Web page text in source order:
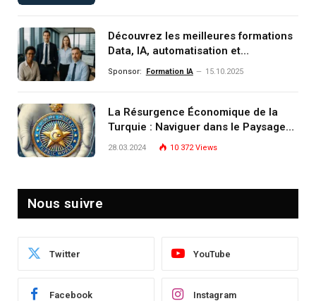
Découvrez les meilleures formations
Data, IA, automatisation et
investissement (gestion de
Sponsor: Formation IA 15.10.2025
La Résurgence Économique de la
Turquie : Naviguer dans le Paysage
Post-Crise
28.03.2024 10 372Views
Nous suivre
Twitter YouTube
Facebook Instagram